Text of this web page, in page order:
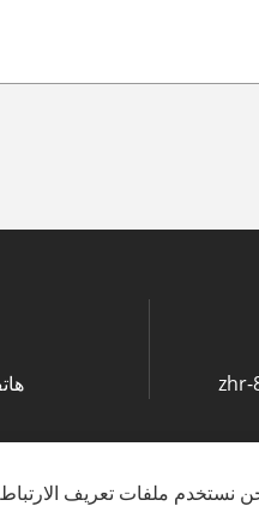
zhr-
نستخدم ملفات تعريف